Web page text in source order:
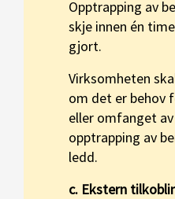
Opptrapping av
skje innen én
gjort.
Virksomheten
om det er behov
eller omfanget
opptrapping av
ledd.
c. Ekstern